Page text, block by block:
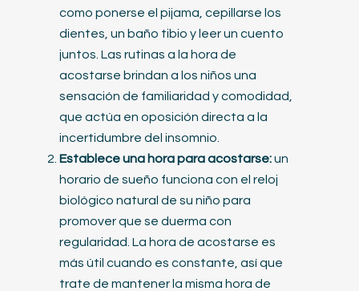
como ponerse el pijama, cepillarse los
dientes, un baño tibio y leer un cuento
juntos. Las rutinas a la hora de
acostarse brindan a los niños una
sensación de familiaridad y comodidad,
que actúa en oposición directa a la
incertidumbre del insomnio.
Establece una hora para acostarse:un
horario de sueño funciona con el reloj
biológico natural de su niño para
promover que se duerma con
regularidad. La hora de acostarse es
más útil cuando es constante, así que
trate de mantener la misma hora de